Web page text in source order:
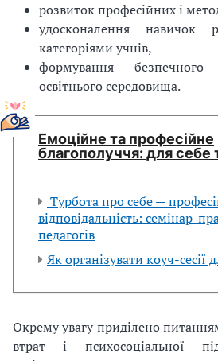
розвиток професійних і
удосконалення
категоріями учнів,
формування
освітнього середовища.
Емоційне та професійне
благополуччя: для себе
Турбота про себе —
відповідальність: семінар-
педагогів
Як організувати коуч-сесії
Окрему увагу приділено
втрат і психосоціальної